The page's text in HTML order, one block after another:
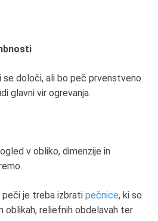
se določi, ali bo peč prvenstveno
glavni vir ogrevanja.
v obliko, dimenzije in
peči je treba izbrati pečnice, ki so
oblikah, reliefnih obdelavah ter